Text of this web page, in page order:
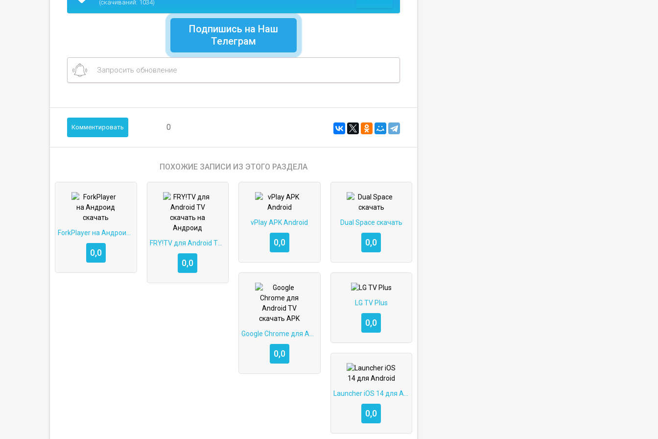
(скачиваний: 1034)
Подпишись на Наш
Телеграм
Запросить обновление
Комментировать 0
ПОХОЖИЕ ЗАПИСИ ИЗ ЭТОГО РАЗДЕЛА
0,0
FRY!TV для Android TV скачать на Андроид
0,0
vPlay APK Android
0,0
Dual Space скачать
0,0
0,0
LG TV Plus
0,0
0,0